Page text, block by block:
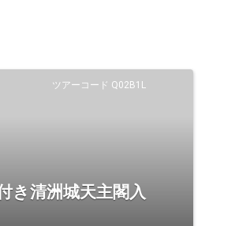
ツアーコード Q02B1L
き清洲城天主閣入